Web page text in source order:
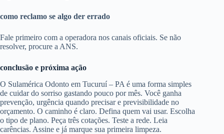
como reclamo se algo der errado
Fale primeiro com a operadora nos canais oficiais. Se não
resolver, procure a ANS.
conclusão e próxima ação
O Sulamérica Odonto em Tucuruí – PA é uma forma simples
de cuidar do sorriso gastando pouco por mês. Você ganha
prevenção, urgência quando precisar e previsibilidade no
orçamento. O caminho é claro. Defina quem vai usar. Escolha
o tipo de plano. Peça três cotações. Teste a rede. Leia
carências. Assine e já marque sua primeira limpeza.